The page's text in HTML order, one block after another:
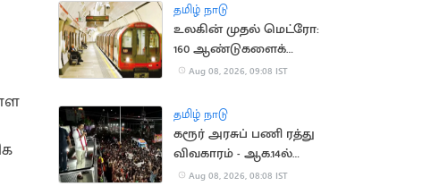
தமிழ் நாடு
உலகின் முதல் மெட்ரோ:
160 ஆண்டுகளைக்
கடந்த லண்டன் ரயில்
Aug 08, 2026, 09:08 IST
தமிழ் நாடு
கரூர் அரசுப் பணி ரத்து
விவகாரம் - ஆக.14ல்
விசாரணை
Aug 08, 2026, 08:08 IST